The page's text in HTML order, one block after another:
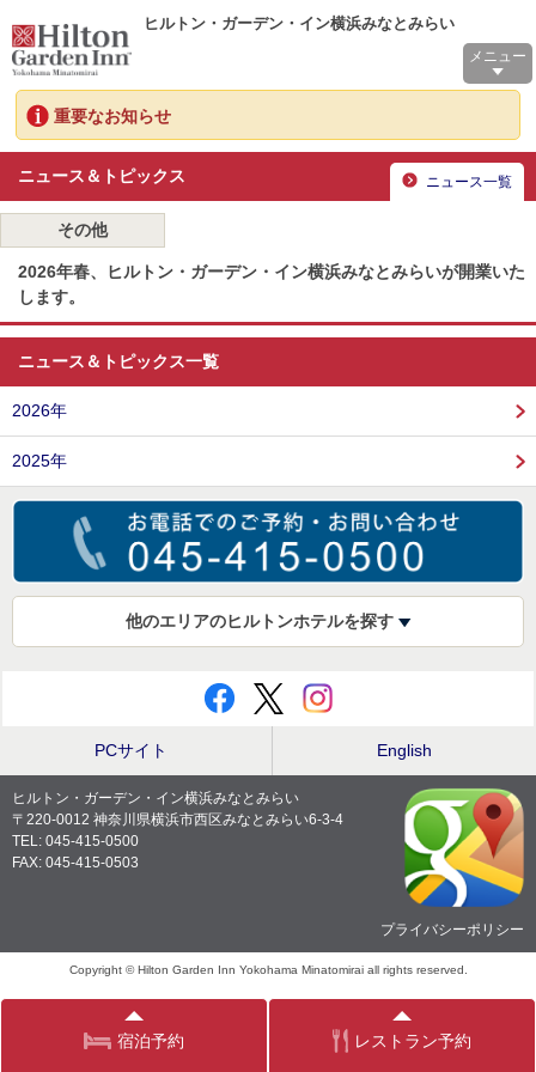
ヒルトン・ガーデン・イン横浜みなとみらい
メニュー
重要なお知らせ
ニュース＆トピックス ニュース一覧
その他
2026年春、ヒルトン・ガーデン・イン横浜みなとみらいが開業いた
します。
ニュース＆トピックス一覧
2026年
2025年
他のエリアのヒルトンホテルを探す
PCサイト English
ヒルトン・ガーデン・イン横浜みなとみらい
〒220-0012 神奈川県横浜市西区みなとみらい6-3-4
TEL: 045-415-0500
FAX: 045-415-0503
プライバシーポリシー
Copyright © Hilton Garden Inn Yokohama Minatomirai all rights reserved.
宿泊予約 レストラン予約